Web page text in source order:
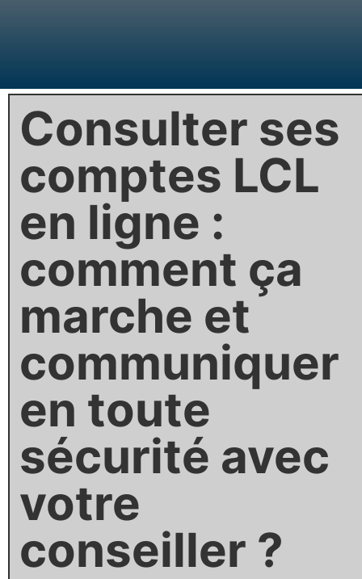
Consulter ses
comptes LCL
en ligne :
comment ça
marche et
communiquer
en toute
sécurité avec
votre
conseiller ?